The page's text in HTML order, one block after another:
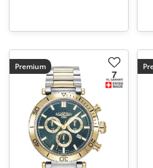
Premium